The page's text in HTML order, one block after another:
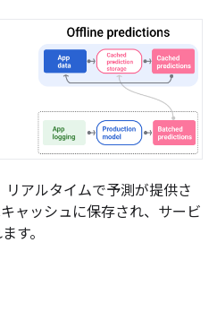
リアルタイムで予測が提供さ
ャッシュに保存され、サービ
す。